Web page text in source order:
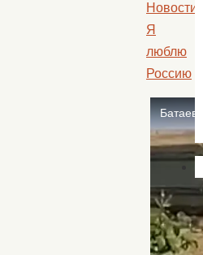
Новости
Я
люблю
Россию